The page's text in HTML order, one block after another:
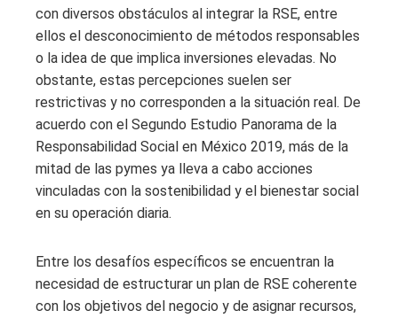
con diversos obstáculos al integrar la RSE, entre
ellos el desconocimiento de métodos responsables
o la idea de que implica inversiones elevadas. No
obstante, estas percepciones suelen ser
restrictivas y no corresponden a la situación real. De
acuerdo con el Segundo Estudio Panorama de la
Responsabilidad Social en México 2019, más de la
mitad de las pymes ya lleva a cabo acciones
vinculadas con la sostenibilidad y el bienestar social
en su operación diaria.
Entre los desafíos específicos se encuentran la
necesidad de estructurar un plan de RSE coherente
con los objetivos del negocio y de asignar recursos,